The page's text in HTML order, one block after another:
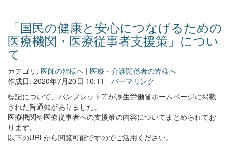
「国民の健康と安心につなげるための
医療機関・医療従事者支援策」につい
て
カテゴリ: 医師の皆様へ | 医療・介護関係者の皆様へ
作成日: 2020年7月20日 10:11
パーマリンク
標記について、パンフレット等が厚生労働省ホームページに掲載
された旨通知がありました。
医療機関や医療従事者への支援策の内容についてまとめられてお
ります。
以下のURLから閲覧可能ですのでご活用ください。